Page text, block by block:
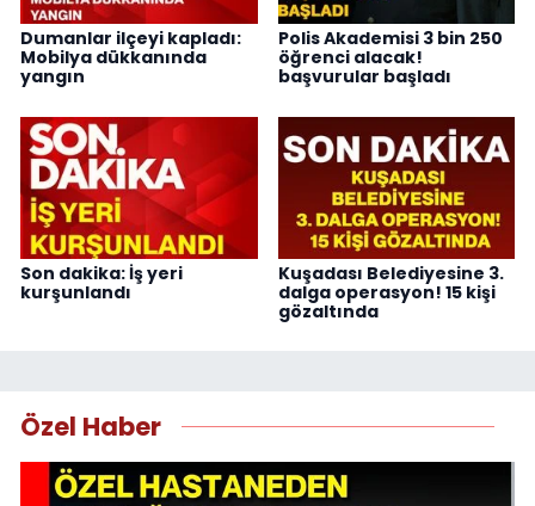
Dumanlar ilçeyi kapladı:
Mobilya dükkanında
yangın
Polis Akademisi 3 bin 250
öğrenci alacak!
başvurular başladı
Son dakika: İş yeri
kurşunlandı
Kuşadası Belediyesine 3.
dalga operasyon! 15 kişi
gözaltında
Özel Haber